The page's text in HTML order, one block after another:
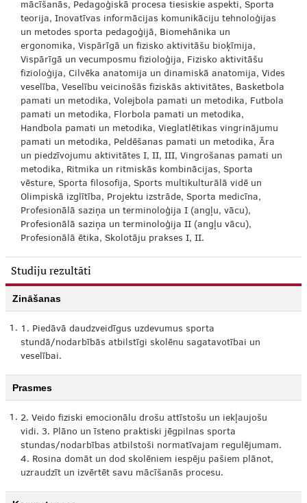
mācīšanās, Pedagoģiskā procesa tiesiskie aspekti, Sporta
teorija, Inovatīvas informācijas komunikāciju tehnoloģijas
un metodes sporta pedagoģijā, Biomehānika un
ergonomika, Vispārīgā un fizisko aktivitāšu bioķīmija,
Vispārīgā un vecumposmu fizioloģija, Fizisko aktivitāšu
fizioloģija, Cilvēka anatomija un dinamiskā anatomija, Vides
veselība, Veselību veicinošās fiziskās aktivitātes, Basketbola
pamati un metodika, Volejbola pamati un metodika, Futbola
pamati un metodika, Florbola pamati un metodika,
Handbola pamati un metodika, Vieglatlētikas vingrinājumu
pamati un metodika, Peldēšanas pamati un metodika, Āra
un piedzīvojumu aktivitātes I, II, III, Vingrošanas pamati un
metodika, Ritmika un ritmiskās kombinācijas, Sporta
vēsture, Sporta filosofija, Sports multikulturālā vidē un
Olimpiskā izglītība, Projektu izstrāde, Sporta medicīna,
Profesionālā saziņa un terminoloģija I (angļu, vācu),
Profesionālā saziņa un terminoloģija II (angļu vācu),
Profesionālā ētika, Skolotāju prakses I, II.
Studiju rezultāti
Zināšanas
1. 1. Piedāvā daudzveidīgus uzdevumus sporta
stundā/nodarbībās atbilstīgi skolēnu sagatavotībai un
veselībai.
Prasmes
1. 2. Veido fiziski emocionālu drošu attīstošu un iekļaujošu
vidi. 3. Plāno un īsteno praktiski jēgpilnas sporta
stundas/nodarbības atbilstoši normatīvajam regulējumam.
4. Rosina domāt un dod skolēniem iespēju pašiem plānot,
uzraudzīt un izvērtēt savu mācīšanās procesu.